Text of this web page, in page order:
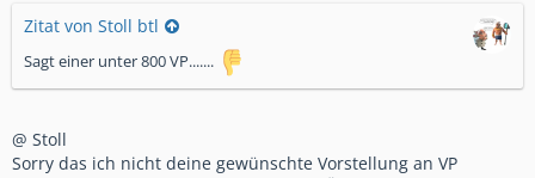
Zitat von Stoll btl
Sagt einer unter 800 VP.......
@ Stoll
Sorry das ich nicht deine gewünschte Vorstellung an VP